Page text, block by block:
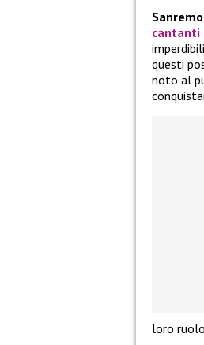
cantanti
questi
noto al
loro